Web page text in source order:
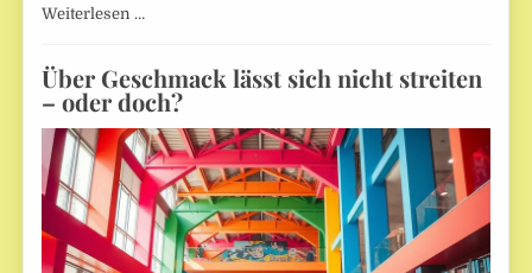
Weiterlesen …
Über Geschmack lässt sich nicht streiten
– oder doch?